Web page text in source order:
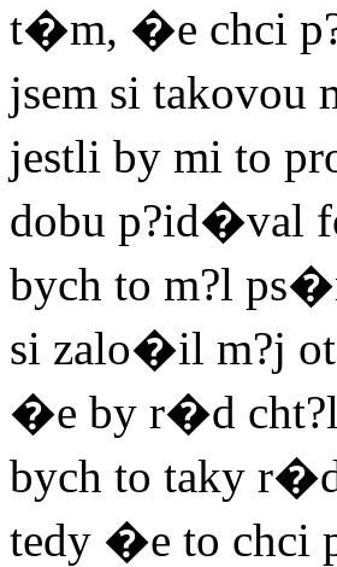
t�m, �e chci
jsem si
jestli by mi to
dobu p?id�val
bych to m?l
si zalo�il m?j
�e by r�d
bych to taky
tedy �e to chci